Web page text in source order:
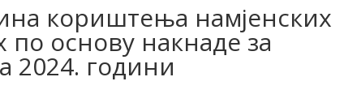
кориштења намјенских
по основу накнаде за
2024. години